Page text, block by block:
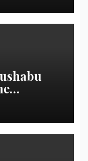
des
dans la
carbone.